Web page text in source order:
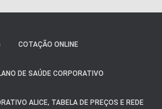
COTAÇÃO ONLINE
DE SAÚDE CORPORATIVO
ALICE, TABELA DE PREÇOS E REDE